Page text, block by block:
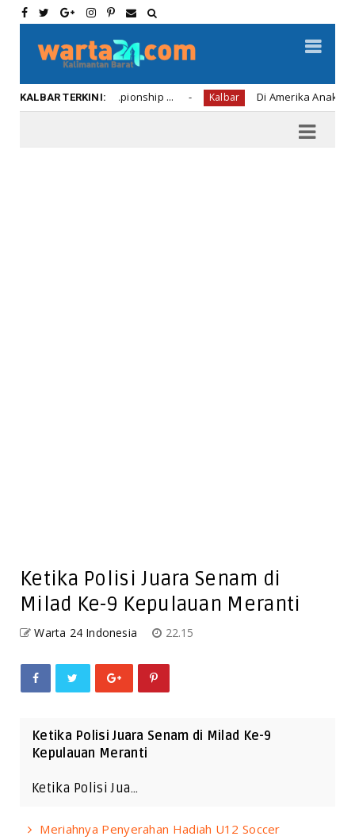
KALBAR TERKINI:
Championship ... Kalbar Di Amerika Anak Perwira
Ketika Polisi Juara Senam di
Milad Ke-9 Kepulauan Meranti
Warta 24 Indonesia 22.15
Ketika Polisi Juara Senam di Milad Ke-9
Kepulauan Meranti
Ketika Polisi Jua…
Meriahnya Penyerahan Hadiah U12 Soccer